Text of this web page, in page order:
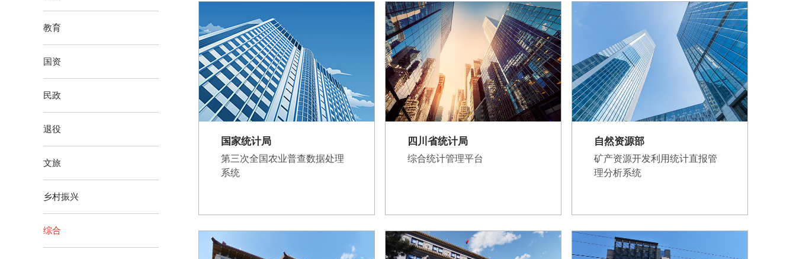
教育
国资
民政
退役
文旅
乡村振兴
综合
国家统计局
第三次全国农业普查数据处理
系统
四川省统计局
综合统计管理平台
自然资源部
矿产资源开发利用统计直报管
理分析系统